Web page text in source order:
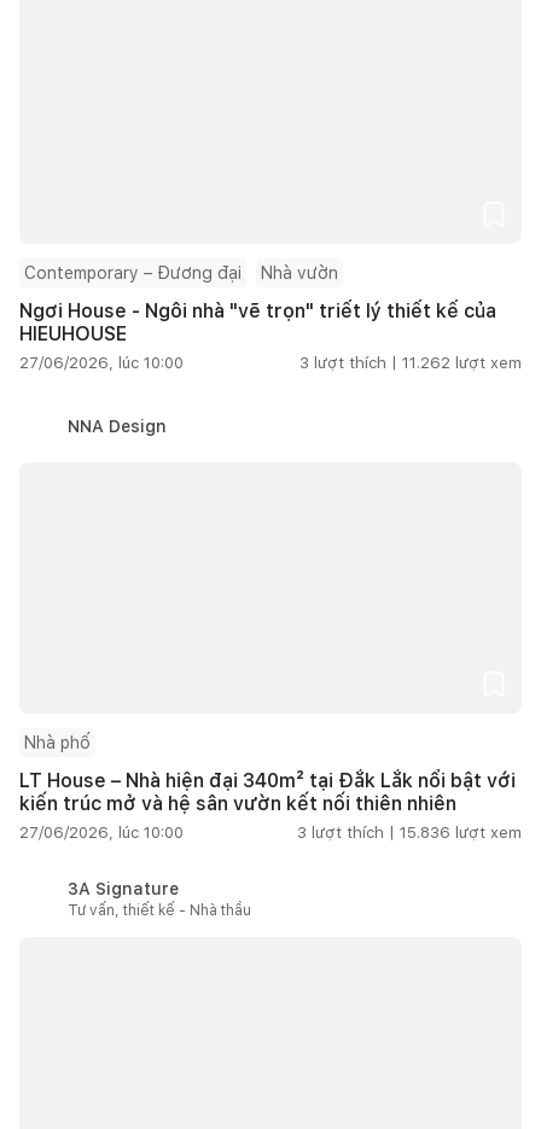
Contemporary – Đương đại Nhà vườn
Ngơi House - Ngôi nhà "vẽ trọn" triết lý thiết kế của
HIEUHOUSE
27/06/2026, lúc 10:00 3 lượt thích | 11.262 lượt xem
NNA Design
Nhà phố
LT House – Nhà hiện đại 340m² tại Đắk Lắk nổi bật với
kiến trúc mở và hệ sân vườn kết nối thiên nhiên
27/06/2026, lúc 10:00 3 lượt thích | 15.836 lượt xem
3A Signature
Tư vấn, thiết kế - Nhà thầu